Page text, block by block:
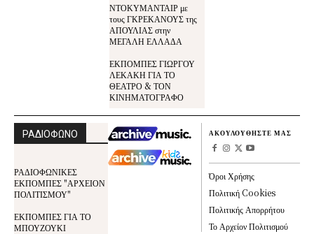
ΝΤΟΚΥΜΑΝΤΑΙΡ με
τους ΓΚΡΕΚΑΝΟΥΣ της
ΑΠΟΥΛΙΑΣ στην
ΜΕΓΑΛΗ ΕΛΛΑΔΑ
ΕΚΠΟΜΠΕΣ ΓΙΩΡΓΟΥ
ΛΕΚΑΚΗ ΓΙΑ ΤΟ
ΘΕΑΤΡΟ & ΤΟΝ
ΚΙΝΗΜΑΤΟΓΡΑΦΟ
ΡΑΔΙΟΦΩΝΟ
ΡΑΔΙΟΦΩΝΙΚΕΣ
ΕΚΠΟΜΠΕΣ "ΑΡΧΕΙΟΝ
ΠΟΛΙΤΙΣΜΟΥ"
ΕΚΠΟΜΠΕΣ ΓΙΑ ΤΟ
ΜΠΟΥΖΟΥΚΙ
ΑΚΟΥΛΟΥΘΗΣΤΕ ΜΑΣ
Όροι Χρήσης
Πολιτική Cookies
Πολιτικής Απορρήτου
Το Αρχείον Πολιτισμού